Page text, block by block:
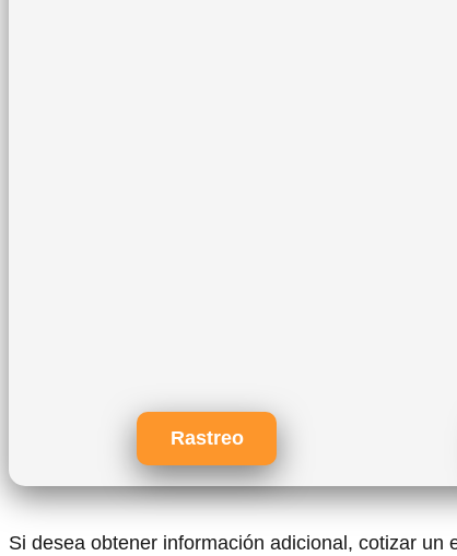
Rastreo
Si desea obtener información adicional, cotizar